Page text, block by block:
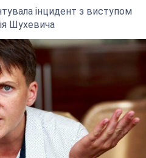
інцидент з виступом
Шухевича